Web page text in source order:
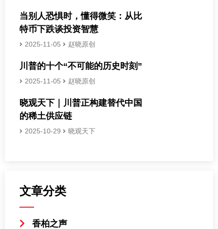
当别人恐惧时，懂得微笑：从比
特币下跌谈投资智慧
2025-11-05 赵晓原创
川普的十个“不可能的历史时刻”
2025-11-05 赵晓原创
晓观天下｜川普正构建替代中国
的稀土供应链
2025-10-29 晓观天下
文章分类
香柏之声